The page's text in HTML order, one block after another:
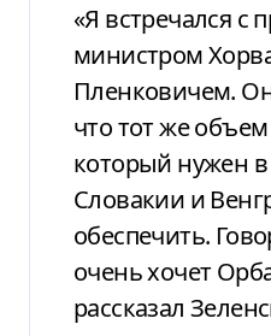
«Я встречался с
министром
Пленковичем.
что тот же
который нужен в
Словакии и
обеспечить.
очень хочет
рассказал